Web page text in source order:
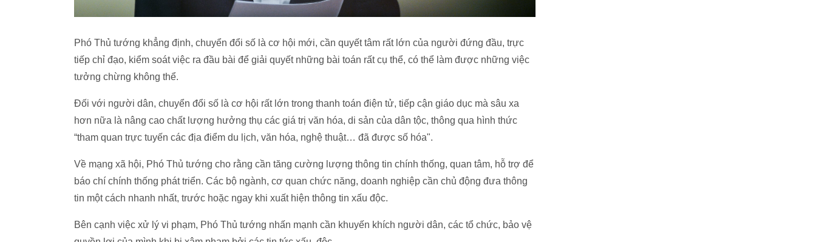
Phó Thủ tướng khẳng định, chuyển đổi số là cơ hội mới, cần quyết tâm rất lớn của người đứng đầu, trực
tiếp chỉ đạo, kiểm soát việc ra đầu bài để giải quyết những bài toán rất cụ thể, có thể làm được những việc
tưởng chừng không thể.
Đối với người dân, chuyển đổi số là cơ hội rất lớn trong thanh toán điện tử, tiếp cận giáo dục mà sâu xa
hơn nữa là nâng cao chất lượng hưởng thụ các giá trị văn hóa, di sản của dân tộc, thông qua hình thức
“tham quan trực tuyến các địa điểm du lịch, văn hóa, nghệ thuật… đã được số hóa".
Về mạng xã hội, Phó Thủ tướng cho rằng cần tăng cường lượng thông tin chính thống, quan tâm, hỗ trợ để
báo chí chính thống phát triển. Các bộ ngành, cơ quan chức năng, doanh nghiệp cần chủ động đưa thông
tin một cách nhanh nhất, trước hoặc ngay khi xuất hiện thông tin xấu độc.
Bên cạnh việc xử lý vi phạm, Phó Thủ tướng nhấn mạnh cần khuyến khích người dân, các tổ chức, bảo vệ